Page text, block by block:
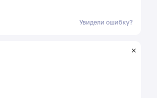
Увидели ошибку?